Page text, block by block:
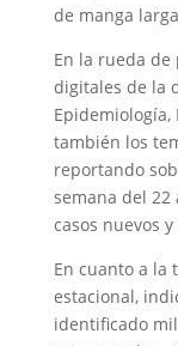
de manga
En la rueda
digitales de la
Epidemiología,
también los
reportando
semana del 22
casos nuevos
En cuanto a la
estacional,
identificado